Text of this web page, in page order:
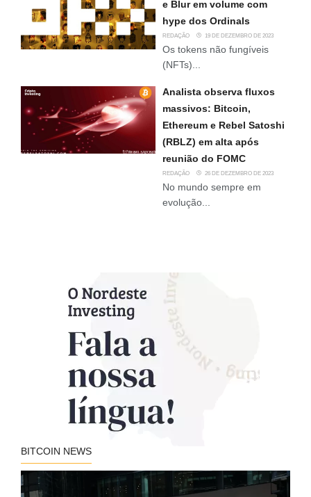
e Blur em volume com
hype dos Ordinals
REDAÇÃO 19 DE DEZEMBRO DE 2023
Os tokens não fungíveis
(NFTs)...
Analista observa fluxos
massivos: Bitcoin,
Ethereum e Rebel Satoshi
(RBLZ) em alta após
reunião do FOMC
REDAÇÃO 26 DE DEZEMBRO DE 2023
No mundo sempre em
evolução...
BITCOIN NEWS